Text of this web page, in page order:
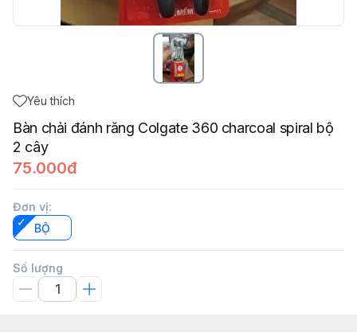
Yêu thích
Bàn chải đánh răng Colgate 360 charcoal spiral bộ
2 cây
75.000đ
Đơn vị:
BỘ
Số lượng